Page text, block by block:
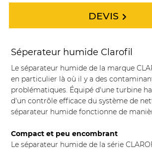
DEVIS
Séperateur humide Clarofil
Le séparateur humide de la marque
en particulier là où il y a des
problématiques. Équipé d'une turbine
d'un contrôle efficace du système de
séparateur humide fonctionne de
Compact et peu encombrant
Le séparateur humide de la série